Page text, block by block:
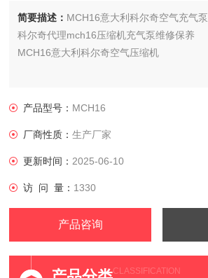
简要描述： MCH16意大利科尔奇空气充气泵
科尔奇代理mch16压缩机充气泵​维修保养
MCH16意大利科尔奇空气压缩机
产品型号： MCH16
厂商性质：生产厂家
更新时间： 2025-06-10
访 问 量： 1330
产品咨询
CLASSIFICATION